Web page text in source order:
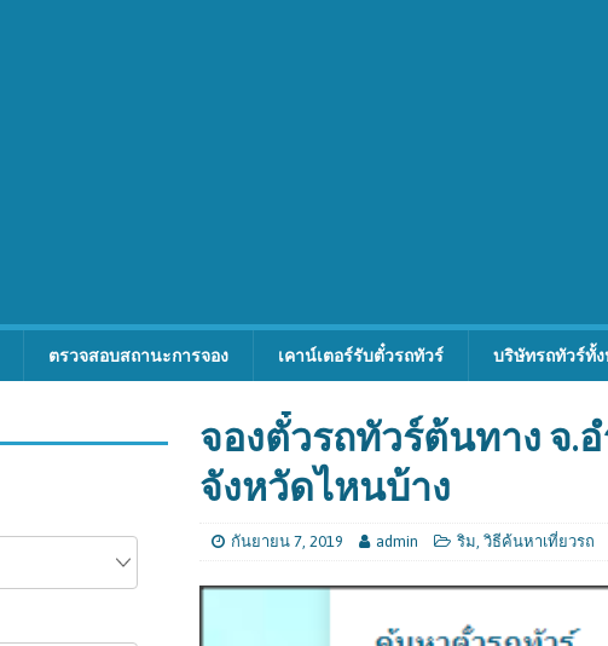
ตรวจสอบสถานะการจอง เคาน์เตอร์รับตั๋วรถทัวร์ บริษัทรถทัวร์ทั้
จองตั๋วรถทัวร์ต้นทาง จ.
จังหวัดไหนบ้าง
กันยายน 7, 2019 admin ริม, วิธีค้นหาเที่ยวรถ